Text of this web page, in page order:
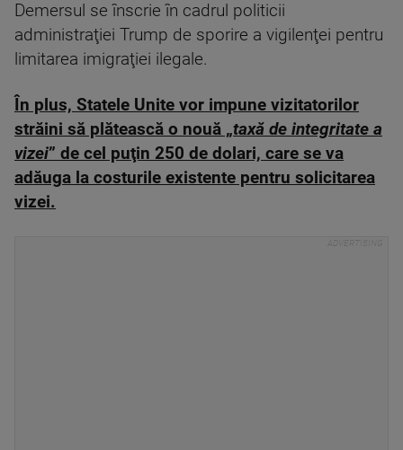
Demersul se înscrie în cadrul politicii
administraţiei Trump de sporire a vigilenţei pentru
limitarea imigraţiei ilegale.
În plus, Statele Unite vor impune vizitatorilor
străini să plătească o nouă „taxă de integritate a
vizei” de cel puţin 250 de dolari, care se va
adăuga la costurile existente pentru solicitarea
vizei.